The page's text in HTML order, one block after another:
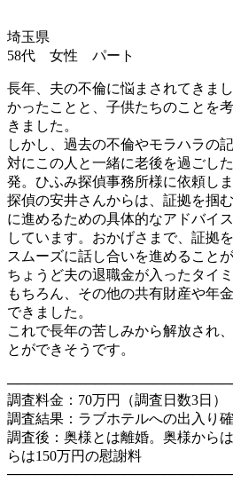
埼玉県
58代 女性 パート
長年、夫の不倫に悩まされてきま
かったことと、子供たちのことを
きました。
しかし、過去の不倫やモラハラの
対にこの人と一緒に老後を過ごし
発。ひふみ探偵事務所様に依頼しま
探偵の安井さんからは、証拠を掴
に進めるための具体的なアドバイ
しています。おかげさまで、証拠
スムーズに話し合いを進めること
ちょうど夫の退職金が入ったタイ
もちろん、その他の共有財産や年
できました。
これで長年の苦しみから解放され
とができそうです。
調査料金：70万円（調査日数3日）
調査結果：ラブホテルへの出入り
調査後：奥様とは離婚。奥様から
らは150万円の慰謝料